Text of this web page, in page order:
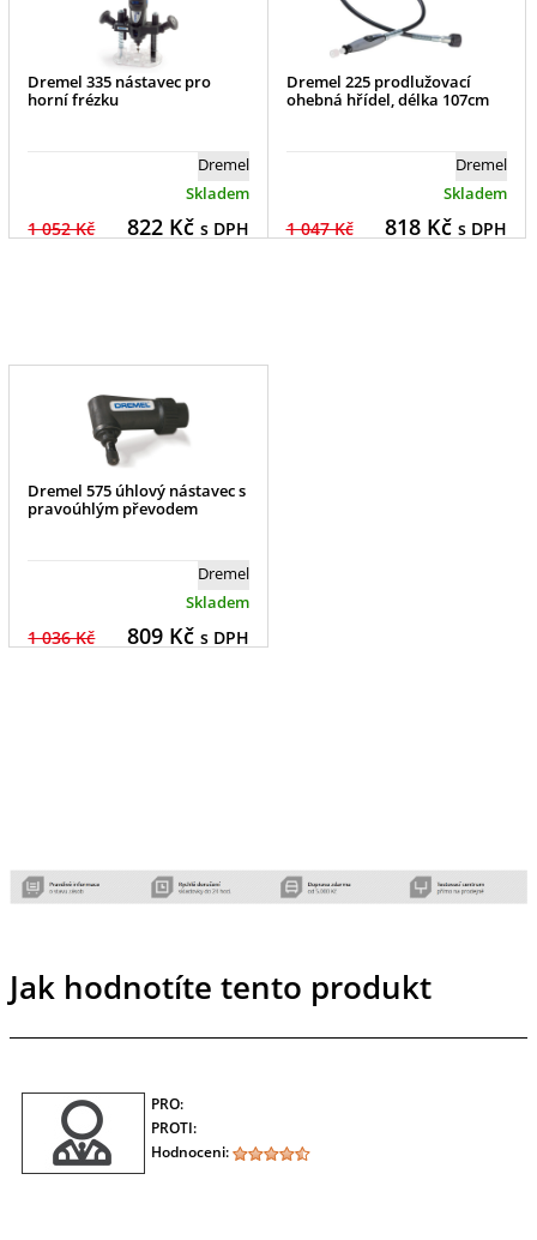
Dremel 335 nástavec pro
horní frézku
Dremel
Skladem
1 052 Kč 822Kč s DPH
Dremel 225 prodlužovací
ohebná hřídel, délka 107cm
Dremel
Skladem
1 047 Kč 818Kč s DPH
Dremel 575 úhlový nástavec s
pravoúhlým převodem
Dremel
Skladem
1 036 Kč 809Kč s DPH
Jak hodnotíte tento produkt
PRO:
PROTI:
Hodnoceni: